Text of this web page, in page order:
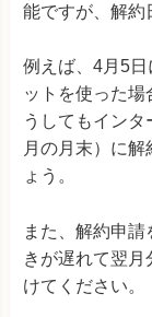
能ですが、解約
例えば、4月5
ットを使った
うしてもイン
月の月末）に
ょう。
また、解約申
きが遅れて翌
けてください。